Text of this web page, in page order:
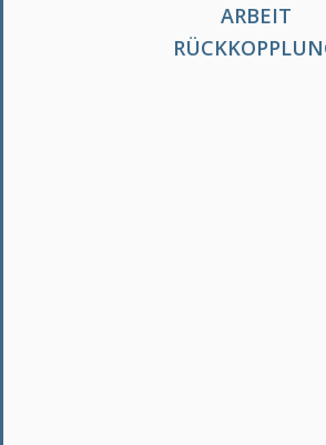
ARBEIT